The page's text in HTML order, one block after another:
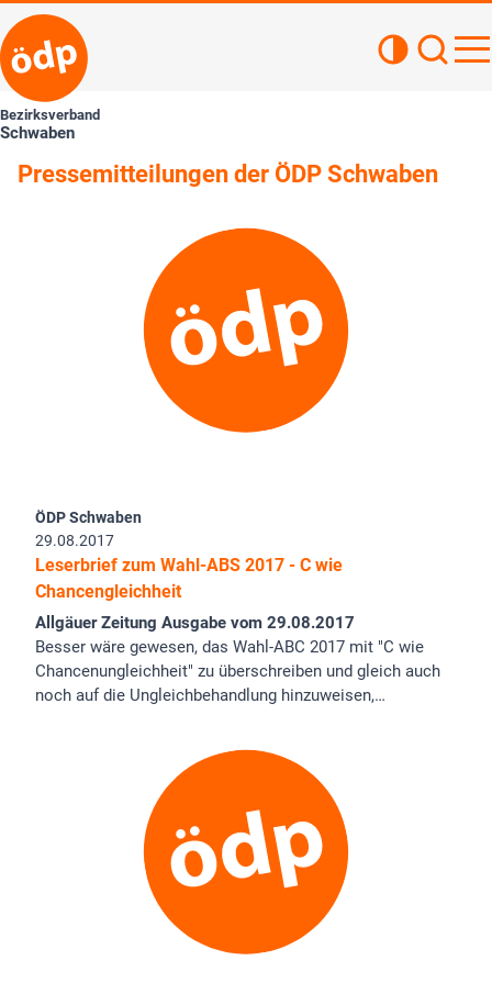
Bezirksverband
Schwaben
Pressemitteilungen der ÖDP Schwaben
ÖDP Schwaben
29.08.2017
Leserbrief zum Wahl-ABS 2017 - C wie
Chancengleichheit
Allgäuer Zeitung Ausgabe vom 29.08.2017
Besser wäre gewesen, das Wahl-ABC 2017 mit "C wie
Chancenungleichheit" zu überschreiben und gleich auch
noch auf die Ungleichbehandlung hinzuweisen,…